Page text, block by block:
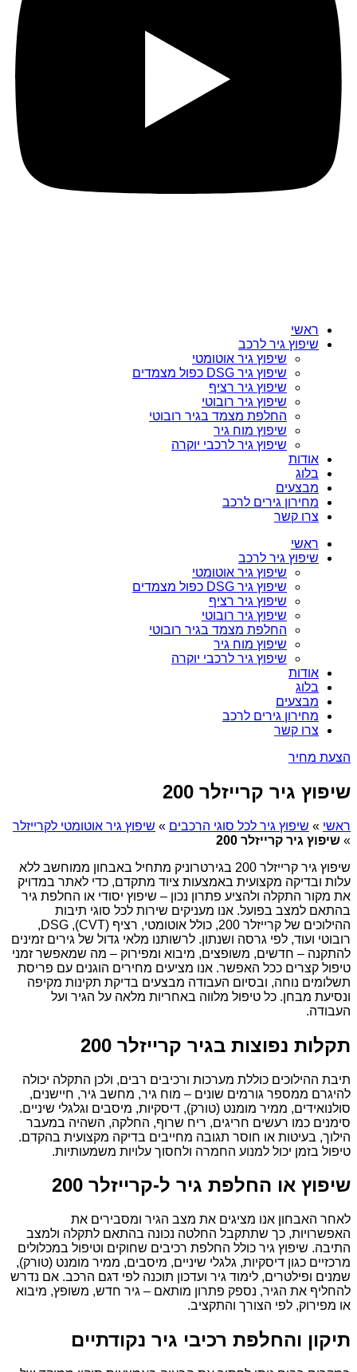
ראשי
שיפוץ גיר לרכב
שיפוץ גיר אוטומטי
שיפוץ גיר DSG כפול מצמדים
שיפוץ גיר רציף
שיפוץ גיר רובוטי
החלפת מצמד בגיר רובוטי
שיפוץ מוח גיר
שיפוץ גיר לרכבי יוקרה
אודות
בלוג
מבצעים
מחירון גירים לרכב
צרו קשר
ראשי
שיפוץ גיר לרכב
שיפוץ גיר אוטומטי
שיפוץ גיר DSG כפול מצמדים
שיפוץ גיר רציף
שיפוץ גיר רובוטי
החלפת מצמד בגיר רובוטי
שיפוץ מוח גיר
שיפוץ גיר לרכבי יוקרה
אודות
בלוג
מבצעים
מחירון גירים לרכב
צרו קשר
הצעת מחיר
שיפוץ גיר קרייזלר 200
ראשי » שיפוץ גיר לכל סוגי הרכבים » שיפוץ גיר אוטומטי לקרייזלר
» שיפוץ גיר קרייזלר 200
שיפוץ גיר קרייזלר 200 בגירטרוניק מתחיל באבחון ממוחשב ללא
עלות ובדיקה מקצועית באמצעות ציוד מתקדם, כדי לאתר במדויק
את מקור התקלה ולהציע פתרון נכון – שיפוץ יסודי או החלפת גיר
בהתאם למצב בפועל. אנו מעניקים שירות לכל סוגי תיבות
ההילוכים של קרייזלר 200, כולל אוטומטי, רציף (CVT), DSG,
רובוטי ועוד, לפי גרסה ושנתון. לרשותנו מלאי גדול של גירים זמינים
להתקנה – חדשים, משופצים, מיבוא ומפירוק – מה שמאפשר זמני
טיפול קצרים ככל האפשר. אנו מציעים מחירים הוגנים עם פריסת
תשלומים נוחה, ובסיום העבודה מבצעים בדיקת תקינות מקיפה
ונסיעת מבחן. כל טיפול מלווה באחריות מלאה על הגיר ועל
העבודה.
תקלות נפוצות בגיר קרייזלר 200
תיבת ההילוכים כוללת מערכות ורכיבים רבים, ולכן התקלה יכולה
להיגרם ממספר גורמים שונים – מוח גיר, מחשב גיר, חיישנים,
סולנואידים, ממיר מומנט (טורק), דיסקיות, מיסבים וגלגלי שיניים.
סימנים כמו רעשים חריגים, ריח שרוף, החלקה, השהיה במעבר
הילוך, בעיטות או חוסר תגובה מחייבים בדיקה מקצועית בהקדם.
טיפול בזמן יכול למנוע החמרה ולחסוך עלויות משמעותיות.
שיפוץ או החלפת גיר ל-קרייזלר 200
לאחר האבחון אנו מציגים את מצב הגיר ומסבירים את
האפשרויות, כך שתתקבל החלטה נכונה בהתאם לתקלה ולמצב
התיבה. שיפוץ גיר כולל החלפת רכיבים שחוקים וטיפול במכלולים
מרכזיים כגון דיסקיות, גלגלי שיניים, מיסבים, ממיר מומנט (טורק),
שמנים ופילטרים, לימוד גיר ועדכון תוכנה לפי דגם הרכב. אם נדרש
להחליף את הגיר, נספק פתרון מותאם – גיר חדש, משופץ, מיבוא
או מפירוק, לפי הצורך והתקציב.
תיקון והחלפת רכיבי גיר נקודתיים